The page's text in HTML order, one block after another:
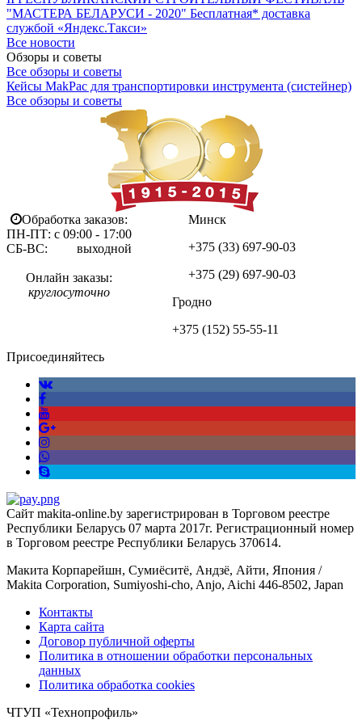
"МАСТЕРА БЕЛАРУСИ - 2020" Бесплатная* доставка
службой «Яндекс.Такси»
Все новости
Обзоры и советы
Все обзоры и советы
Кейсы MakPac для транспортировки инструмента (систейнер)
Все обзоры и советы
Обработка заказов:
ПН-ПТ: с 09:00 - 17:00
СБ-ВС: выходной
Онлайн заказы:
круглосуточно
Минск
+375 (33) 697-90-03
+375 (29) 697-90-03
Гродно
+375 (152) 55-55-11
Присоединяйтесь
Сайт makita-online.by зарегистрирован в Торговом реестре
Республики Беларусь 07 марта 2017г. Регистрационный номер
в Торговом реестре Республики Беларусь 370614.
Макита Корпарейшн, Сумиёситё, Андзё, Айти, Япония /
Makita Corporation, Sumiyoshi-cho, Anjo, Aichi 446-8502, Japan
Контакты
Карта сайта
Договор публичной оферты
Политика в отношении обработки персональных
данных
Политика обработка cookies
ЧТУП «Технопрофиль»